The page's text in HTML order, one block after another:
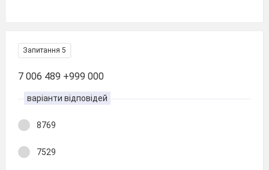
Запитання 5
7 006 489 +999 000
варіанти відповідей
8769
7529